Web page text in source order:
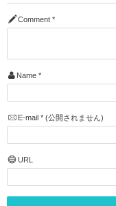
Comment *
Name *
E-mail *(公開されません)
URL